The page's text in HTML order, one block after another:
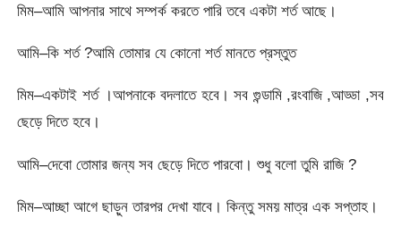
মিম–আমি আপনার সাথে সম্পর্ক করতে পারি তবে একটা শর্ত আছে।
আমি–কি শর্ত ?আমি তোমার যে কোনো শর্ত মানতে প্রস্তুত
মিম–একটাই শর্ত ।আপনাকে বদলাতে হবে। সব গুন্ডামি ,রংবাজি ,আড্ডা ,সব
ছেড়ে দিতে হবে।
আমি–দেবো তোমার জন্য সব ছেড়ে দিতে পারবো। শুধু বলো তুমি রাজি ?
মিম–আচ্ছা আগে ছাড়ুন তারপর দেখা যাবে। কিন্তু সময় মাত্র এক সপ্তাহ।